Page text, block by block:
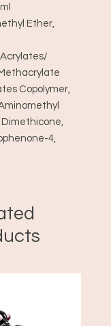
Ether,
Copolymer,
Dimethicone,
4,